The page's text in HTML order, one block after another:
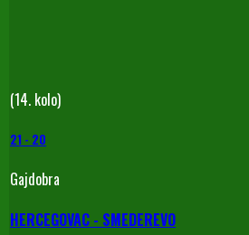
(14. kolo)
21 - 20
Gajdobra
HERCEGOVAC - SMEDEREVO